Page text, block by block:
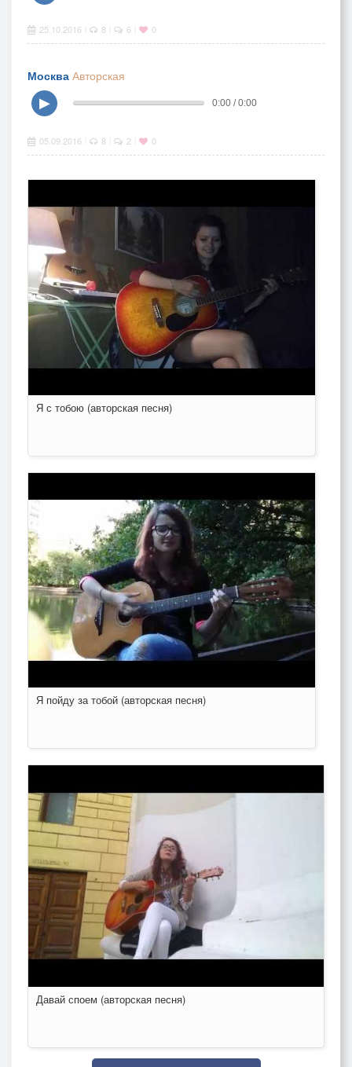
25.10.2016 8 6 0
Москва Авторская
▶
0:00 / 0:00
05.09.2016 8 2 0
Я с тобою (авторская песня)
Я пойду за тобой (авторская песня)
Давай споем (авторская песня)